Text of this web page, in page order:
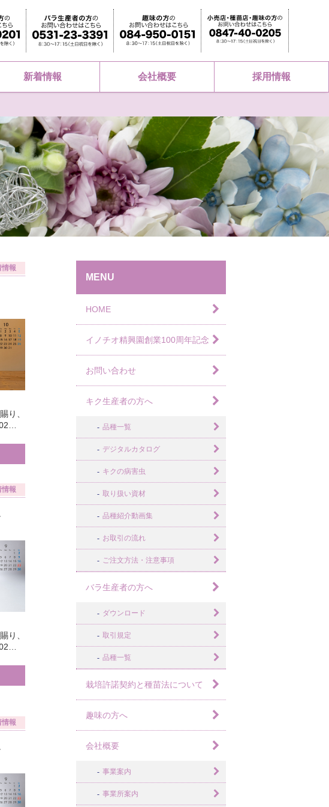
新着情報 会社概要 採用情報
情報
り、
情報
り、
情報
MENU
HOME
イノチオ精興園創業100周年記念
お問い合わせ
キク生産者の方へ
品種一覧
デジタルカタログ
キクの病害虫
取り扱い資材
品種紹介動画集
お取引の流れ
ご注文方法・注意事項
バラ生産者の方へ
ダウンロード
取引規定
品種一覧
栽培許諾契約と種苗法について
趣味の方へ
会社概要
事業案内
事業所案内